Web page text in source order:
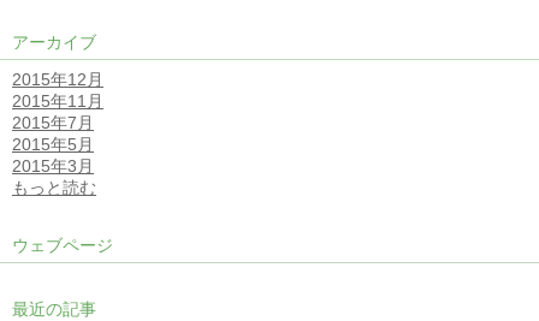
アーカイブ
2015年12月
2015年11月
2015年7月
2015年5月
2015年3月
もっと読む
ウェブページ
最近の記事